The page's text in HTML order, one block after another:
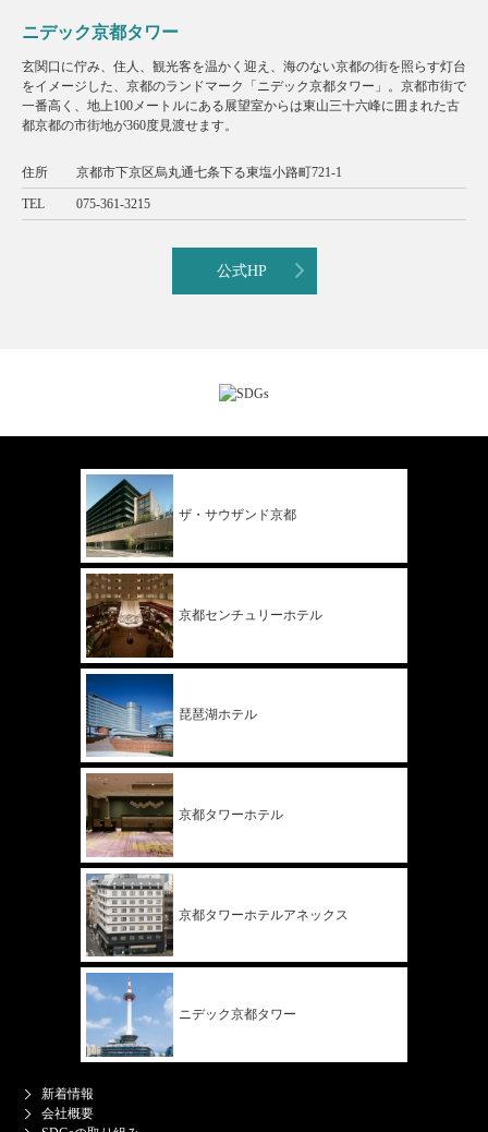
ニデック京都タワー
玄関口に佇み、住人、観光客を温かく迎え、海のない京都の街を照らす灯台
をイメージした、京都のランドマーク「ニデック京都タワー」。京都市街で
一番高く、地上100メートルにある展望室からは東山三十六峰に囲まれた古
都京都の市街地が360度見渡せます。
住所 京都市下京区烏丸通七条下る東塩小路町721-1
TEL 075-361-3215
公式HP
ザ・サウザンド京都
京都センチュリーホテル
琵琶湖ホテル
京都タワーホテル
京都タワーホテルアネックス
ニデック京都タワー
新着情報
会社概要